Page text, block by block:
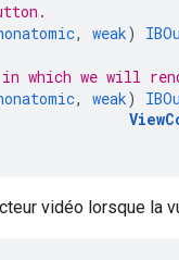
, weak)
which we will
, weak)
vidéo lorsque la